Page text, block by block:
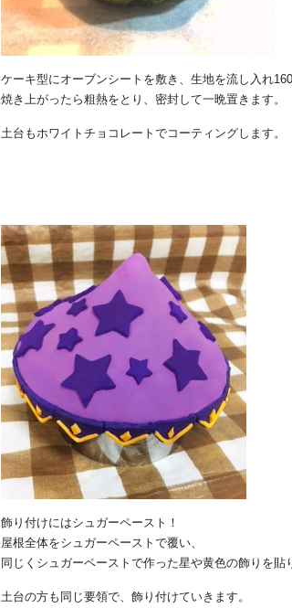
ケーキ型にオーブンシートを敷き、生地を流し入れ
焼き上がったら粗熱をとり、密封して一晩置きます。
土台もホワイトチョコレートでコーティングします。
飾り付けにはシュガーペースト！
屋根全体をシュガーペーストで覆い、
同じくシュガーペーストで作った星や黄色の飾りを貼
土台の方も同じ要領で、飾り付けていきます。